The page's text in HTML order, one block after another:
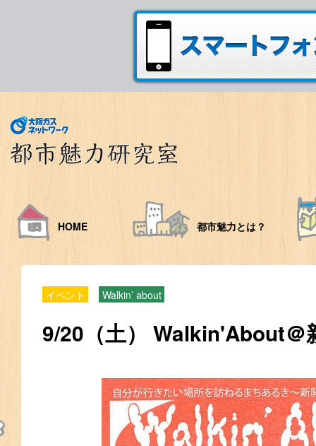
HOME 都市魅力とは？
イベント Walkin’ about
9/20（土） Walkin'About＠